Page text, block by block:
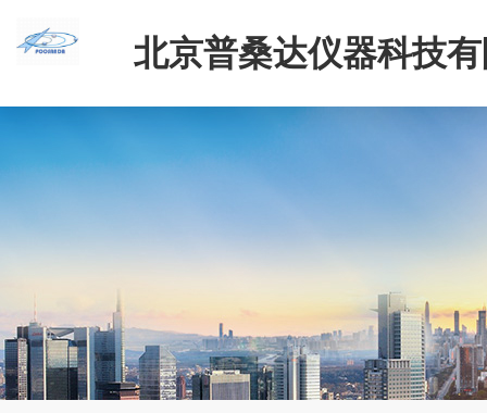
北京普桑达仪器科技